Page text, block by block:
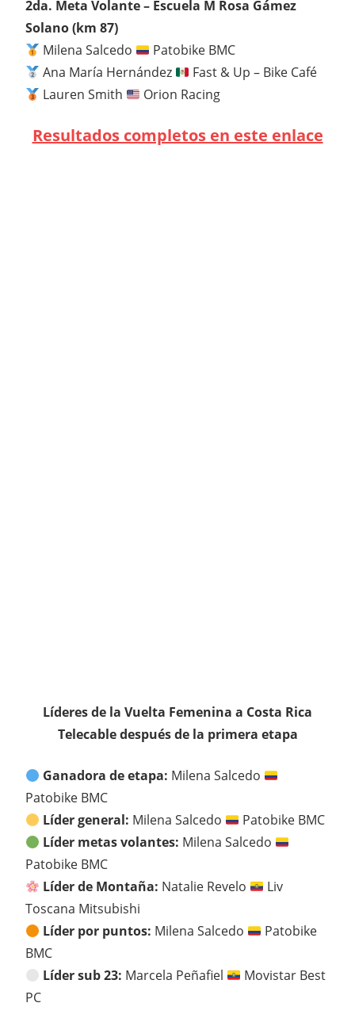
2da. Meta Volante – Escuela M Rosa Gámez
Solano (km 87)
Milena Salcedo
Patobike BMC
Ana María Hernández
Fast & Up – Bike Café
Lauren Smith
Orion Racing
Resultados completos en este enlace
Líderes de la Vuelta Femenina a Costa Rica
Telecable después de la primera etapa
Ganadora de etapa: Milena Salcedo
Patobike BMC
Líder general: Milena Salcedo
Patobike BMC
Líder metas volantes: Milena Salcedo
Patobike BMC
Líder de Montaña: Natalie Revelo
Liv
Toscana Mitsubishi
Líder por puntos: Milena Salcedo
Patobike
BMC
Líder sub 23: Marcela Peñafiel
Movistar Best
PC